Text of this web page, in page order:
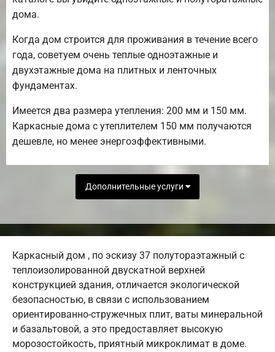
дома.
Когда дом строится для проживания в течение всего
года, советуем очень теплые одноэтажные и
двухэтажные дома на плитных и ленточных
фундаментах.
Имеется два размера утепления: 200 мм и 150 мм.
Каркасные дома с утеплителем 150 мм получаются
дешевле, но менее энергоэффективными.
Дополнительные услуги
Каркасный дом , по эскизу 37 полутораэтажный с
теплоизолированной двускатной верхней
конструкцией здания, отличается экологической
безопасностью, в связи с использованием
ориентированно-стружечных плит, ваты минеральной
и базальтовой, а это предоставляет высокую
морозостойкость, приятный микроклимат в доме.